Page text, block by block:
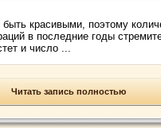
быть красивыми, поэтому
в последние годы
и число ...
Читать запись полностью